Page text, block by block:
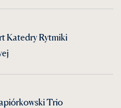
Katedry Rytmiki
Trio